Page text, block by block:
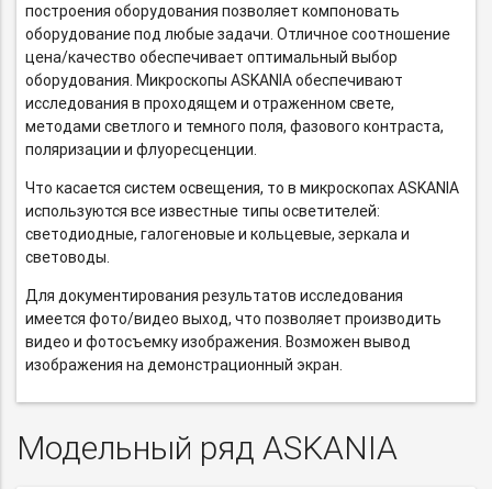
построения оборудования позволяет компоновать
оборудование под любые задачи. Отличное соотношение
цена/качество обеспечивает оптимальный выбор
оборудования. Микроскопы ASKANIA обеспечивают
исследования в проходящем и отраженном свете,
методами светлого и темного поля, фазового контраста,
поляризации и флуоресценции.
Что касается систем освещения, то в микроскопах ASKANIA
используются все известные типы осветителей:
светодиодные, галогеновые и кольцевые, зеркала и
световоды.
Для документирования результатов исследования
имеется фото/видео выход, что позволяет производить
видео и фотосъемку изображения. Возможен вывод
изображения на демонстрационный экран.
Модельный ряд ASKANIA